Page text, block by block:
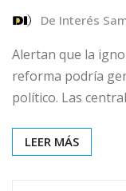
De Interés
Alertan que la
reforma podría
político. Las
LEER MÁS